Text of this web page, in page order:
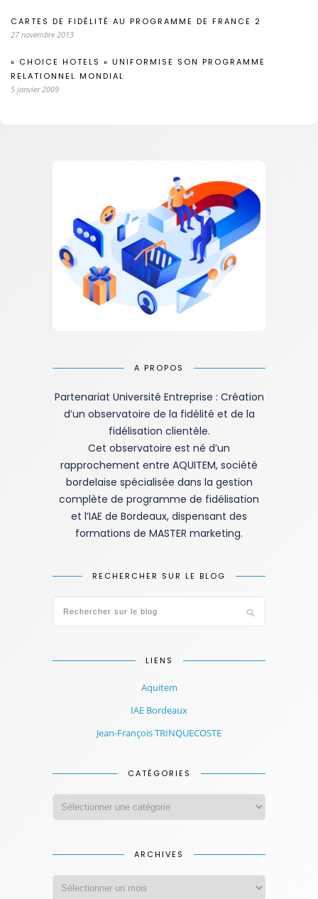
CARTES DE FIDÉLITÉ AU PROGRAMME DE FRANCE 2
27 novembre 2013
« CHOICE HOTELS » UNIFORMISE SON PROGRAMME
RELATIONNEL MONDIAL
5 janvier 2009
A PROPOS
Partenariat Université Entreprise : Création
d’un observatoire de la fidélité et de la
fidélisation clientèle.
Cet observatoire est né d’un
rapprochement entre AQUITEM, société
bordelaise spécialisée dans la gestion
complète de programme de fidélisation
et l’IAE de Bordeaux, dispensant des
formations de MASTER marketing.
RECHERCHER SUR LE BLOG
LIENS
Aquitem
IAE Bordeaux
Jean-François TRINQUECOSTE
CATÉGORIES
ARCHIVES